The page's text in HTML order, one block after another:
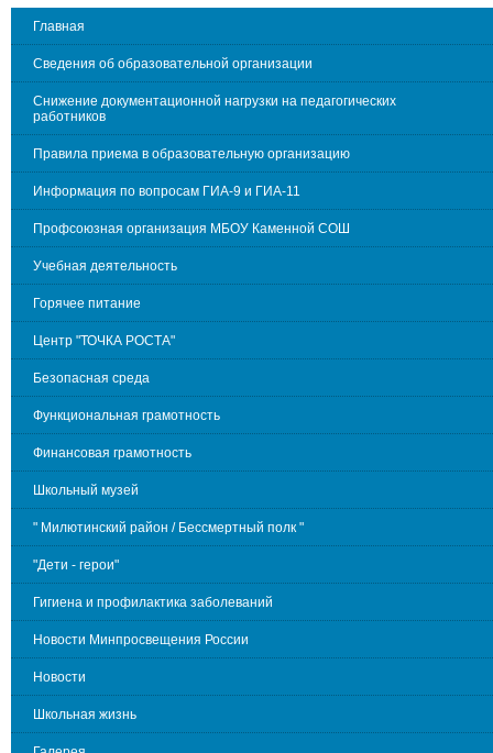
Главная
Сведения об образовательной организации
Снижение документационной нагрузки на педагогических
работников
Правила приема в образовательную организацию
Информация по вопросам ГИА-9 и ГИА-11
Профсоюзная организация МБОУ Каменной СОШ
Учебная деятельность
Горячее питание
Центр "ТОЧКА РОСТА"
Безопасная среда
Функциональная грамотность
Финансовая грамотность
Школьный музей
" Милютинский район / Бессмертный полк "
"Дети - герои"
Гигиена и профилактика заболеваний
Новости Минпросвещения России
Новости
Школьная жизнь